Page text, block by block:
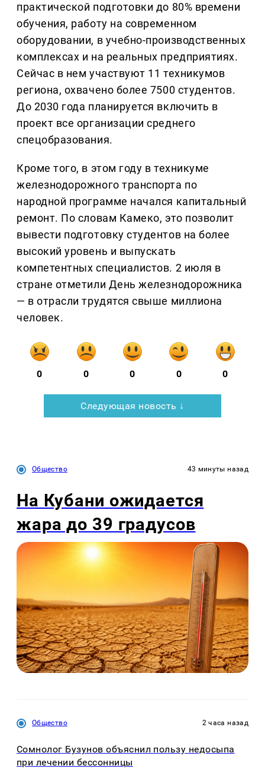
практической подготовки до 80% времени
обучения, работу на современном
оборудовании, в учебно-производственных
комплексах и на реальных предприятиях.
Сейчас в нем участвуют 11 техникумов
региона, охвачено более 7500 студентов.
До 2030 года планируется включить в
проект все организации среднего
спецобразования.
Кроме того, в этом году в техникуме
железнодорожного транспорта по
народной программе начался капитальный
ремонт. По словам Камеко, это позволит
вывести подготовку студентов на более
высокий уровень и выпускать
компетентных специалистов. 2 июля в
стране отметили День железнодорожника
— в отрасли трудятся свыше миллиона
человек.
0 0 0 0 0
Следующая новость ↓
Общество 43 минуты назад
На Кубани ожидается
жара до 39 градусов
Общество 2 часа назад
Сомнолог Бузунов объяснил пользу недосыпа
при лечении бессонницы